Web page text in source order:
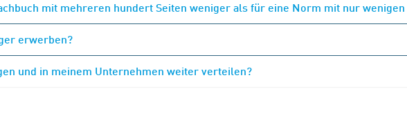
mit mehreren hundert Seiten weniger als für eine Norm mit nur wenigen
erwerben?
und in meinem Unternehmen weiter verteilen?